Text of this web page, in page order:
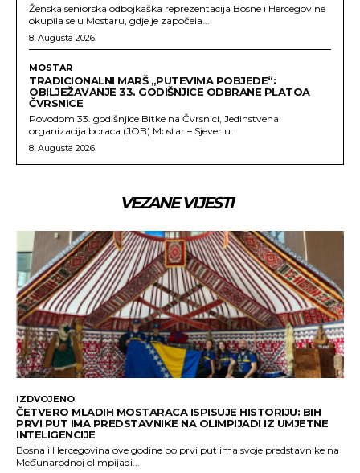
Ženska seniorska odbojkaška reprezentacija Bosne i Hercegovine
okupila se u Mostaru, gdje je započela...
8. Augusta 2026.
MOSTAR
TRADICIONALNI MARŠ „PUTEVIMA POBJEDE“:
OBILJEŽAVANJE 33. GODIŠNJICE ODBRANE PLATOA
ČVRSNICE
Povodom 33. godišnjice Bitke na Čvrsnici, Jedinstvena
organizacija boraca (JOB) Mostar – Sjever u...
8. Augusta 2026.
VEZANE VIJESTI
IZDVOJENO
ČETVERO MLADIH MOSTARACA ISPISUJE HISTORIJU: BIH
PRVI PUT IMA PREDSTAVNIKE NA OLIMPIJADI IZ UMJETNE
INTELIGENCIJE
Bosna i Hercegovina ove godine po prvi put ima svoje predstavnike na
Međunarodnoj olimpijadi...